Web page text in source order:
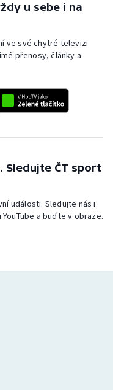
u sebe i na
ve své chytré televizi
přenosy, články a
Sledujte ČT sport
události. Sledujte nás i
a buďte v obraze.